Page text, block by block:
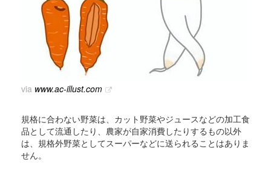
via www.ac-illust.com
規格に合わない野菜は、カット野菜やジュースなどの加工食
品として流通したり、農家が自家消費したりするもの以外
は、規格外野菜としてスーパーなどに送られることはありま
せん。